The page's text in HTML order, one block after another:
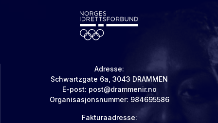
Adresse:
Schwartzgate 6a, 3043 DRAMMEN
E-post: post@drammenir.no
Organisasjonsnummer: 984695586
Fakturaadresse: